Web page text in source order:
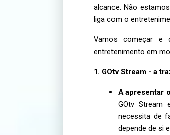
alcance. Não
liga com o
Vamos começar e
entretenimento em
1. GOtv Stream - a
A apresentar
GOtv Stream
necessita de
depende de si